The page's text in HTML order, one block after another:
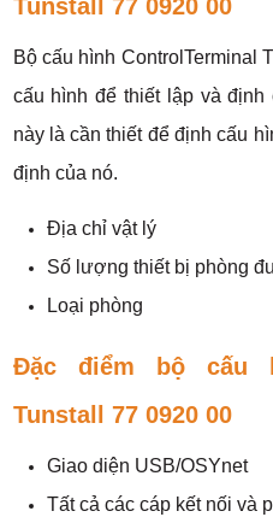
Tunstall 77 0920 00
Bộ cấu hình ControlTerminal
cấu hình để thiết lập và định
này là cần thiết để định cấu
định của nó.
Địa chỉ vật lý
Số lượng thiết bị phòng
Loại phòng
Đặc điểm bộ cấu
Tunstall 77 0920 00
Giao diện USB/OSYnet
Tất cả các cáp kết nối và